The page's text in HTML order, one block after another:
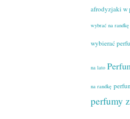
afrodyzjaki w
wybrać na randkę
wybierać
na lato
na randkę
perfumy